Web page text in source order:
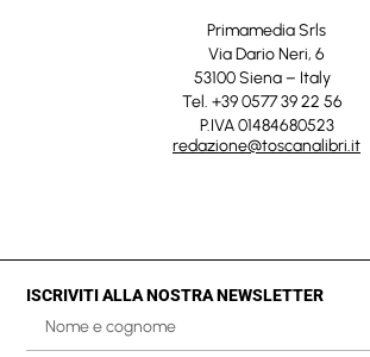
Primamedia Srls
Via Dario Neri, 6
53100 Siena – Italy
Tel. +39 0577 39 22 56
P.IVA 01484680523
redazione@toscanalibri.it
ISCRIVITI ALLA NOSTRA NEWSLETTER